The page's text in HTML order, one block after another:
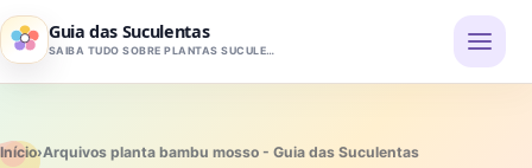
Pular para o conteúdo
Guia das Suculentas
SAIBA TUDO SOBRE PLANTAS SUCULENTAS
Início›Arquivos planta bambu mosso - Guia das Suculentas